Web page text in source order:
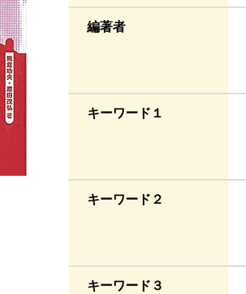
編著者
キーワード１
キーワード２
キーワード３